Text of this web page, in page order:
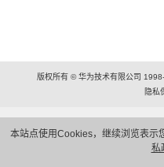
本站点使用Cookies，继续浏览表示
私
版权所有 © 华为技术有限公司
隐私